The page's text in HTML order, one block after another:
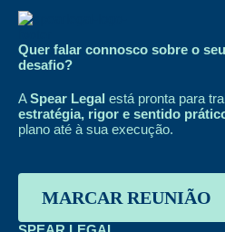
Quer falar connosco sobre o
desafio?
ASpear Legal está pronta para
estratégia, rigor e sentido
plano até à sua execução.
MARCAR REUNIÃO